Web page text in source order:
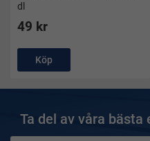
dl
49 kr
Köp
Ta del av våra bästa